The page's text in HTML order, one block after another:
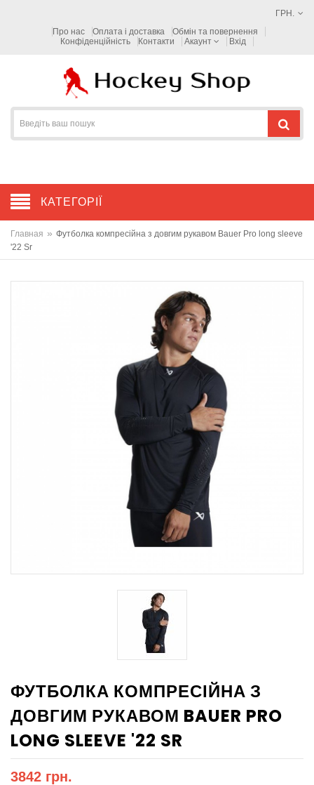
ГРН.
Про нас
Оплата і доставка
Обмін та повернення
Конфіденційність
Контакти Акаунт Вхід
КАТЕГОРІЇ
Главная » Футболка компресійна з довгим рукавом Bauer Pro long sleeve
'22 Sr
ФУТБОЛКА КОМПРЕСІЙНА З
ДОВГИМ РУКАВОМ BAUER PRO
LONG SLEEVE '22 SR
3842 грн.